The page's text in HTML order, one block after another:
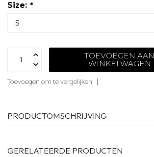
Size: *
TOEVOEGEN AAN
WINKELWAGEN
Toevoegen om te vergelijken
PRODUCTOMSCHRIJVING
GERELATEERDE PRODUCTEN